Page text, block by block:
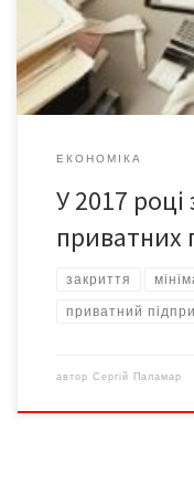
політики Андрій
його слів, загалом з
ЕКОНОМІКА
У 2017
приватних
закриття
приватний
автор Сергій Паламар